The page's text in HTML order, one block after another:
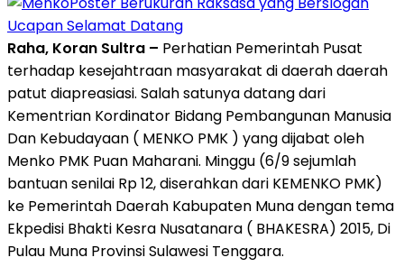
Ucapan Selamat Datang
Raha, Koran Sultra – Perhatian Pemerintah Pusat
terhadap kesejahtraan masyarakat di daerah daerah
patut diapreasiasi. Salah satunya datang dari
Kementrian Kordinator Bidang Pembangunan Manusia
Dan Kebudayaan ( MENKO PMK ) yang dijabat oleh
Menko PMK Puan Maharani. Minggu (6/9 sejumlah
bantuan senilai Rp 12, diserahkan dari KEMENKO PMK)
ke Pemerintah Daerah Kabupaten Muna dengan tema
Ekpedisi Bhakti Kesra Nusatanara ( BHAKESRA) 2015, Di
Pulau Muna Provinsi Sulawesi Tenggara.